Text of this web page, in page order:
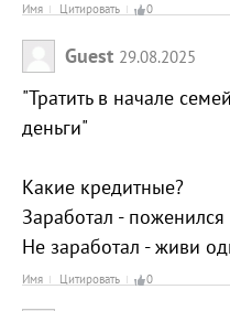
Имя Цитировать 0
Guest 29.08.2025
"Тратить в начале
деньги"
Какие кредитные?
Заработал - поженился
Не заработал - живи
Имя Цитировать 0